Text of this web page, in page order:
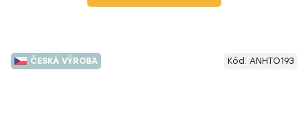
ČESKÁ VÝROBA Kód: ANHTO193